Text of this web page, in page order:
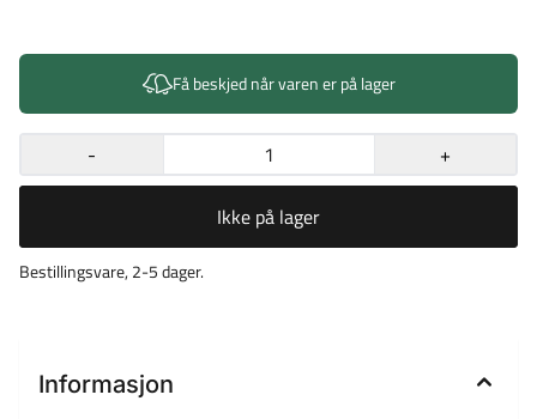
Få beskjed når varen er på lager
- +
Ikke på lager
Bestillingsvare, 2-5 dager.
Informasjon